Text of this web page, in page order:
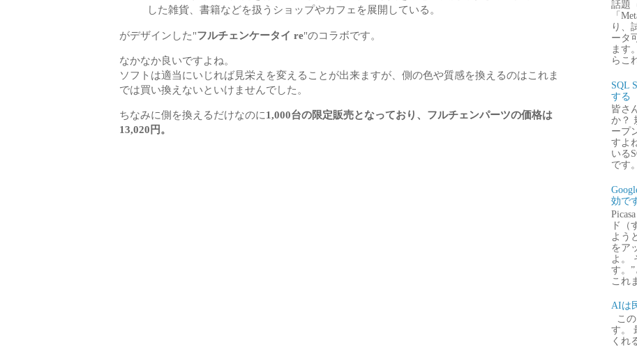
した雑貨、書籍などを扱うショップやカフェを展開している。
がデザインした"フルチェンケータイ re"のコラボです。
なかなか良いですよね。
ソフトは適当にいじれば見栄えを変えることが出来ますが、側の色や質感を換えるのはこれま
では買い換えないといけませんでした。
ちなみに側を換えるだけなのに1,000台の限定販売となっており、フルチェンパーツの価格は
13,020円。
話題
「
り、
ータ
ます
らこ
SQL
する
皆さ
か？
ープ
すよ
いる
です
効で
ド（
よう
をア
よ。
す。
これ
AIは
この
す。
くれ